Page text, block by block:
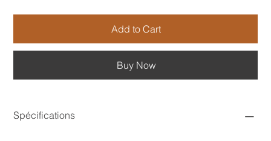
Add to Cart
Buy Now
Spécifications